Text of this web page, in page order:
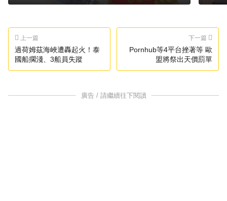
上一篇
過荷姆茲海峽遭轟起火！泰
國船擱淺、3船員失蹤
下一篇
Pornhub等4平台挫著等 歐
盟將祭出天價罰單
廣告 / 請繼續往下閱讀